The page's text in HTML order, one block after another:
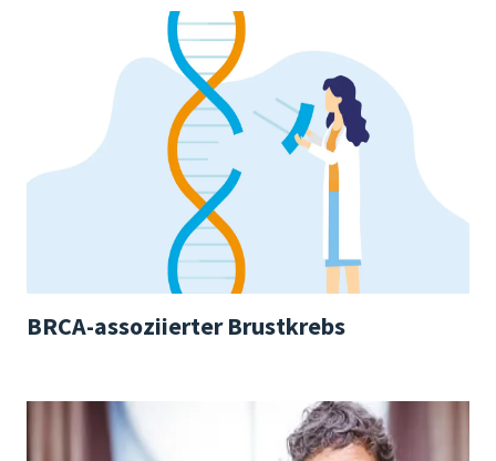
BRCA-assoziierter Brustkrebs